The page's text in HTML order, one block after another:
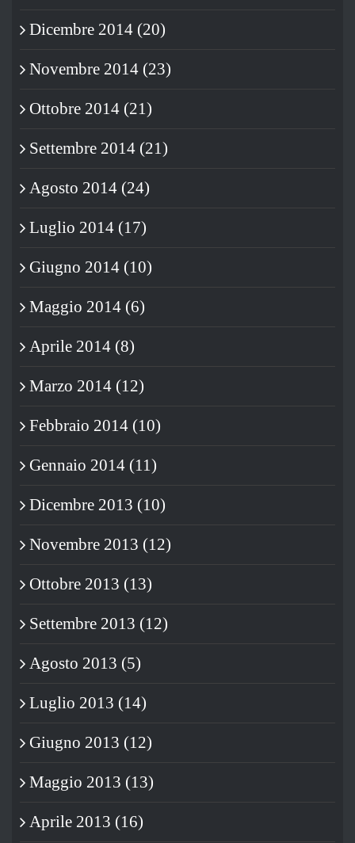
Dicembre 2014 (20)
Novembre 2014 (23)
Ottobre 2014 (21)
Settembre 2014 (21)
Agosto 2014 (24)
Luglio 2014 (17)
Giugno 2014 (10)
Maggio 2014 (6)
Aprile 2014 (8)
Marzo 2014 (12)
Febbraio 2014 (10)
Gennaio 2014 (11)
Dicembre 2013 (10)
Novembre 2013 (12)
Ottobre 2013 (13)
Settembre 2013 (12)
Agosto 2013 (5)
Luglio 2013 (14)
Giugno 2013 (12)
Maggio 2013 (13)
Aprile 2013 (16)